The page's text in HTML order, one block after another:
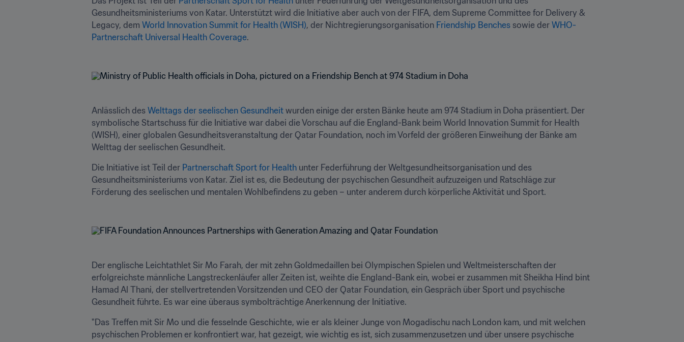
Gesundheitsministeriums von Katar. Unterstützt wird die Initiative aber auch von der FIFA, dem Supreme Committee for Delivery &
Legacy, dem World Innovation Summit for Health (WISH), der Nichtregierungsorganisation Friendship Benches sowie der WHO-
Partnerschaft Universal Health Coverage.
Anlässlich des Welttags der seelischen Gesundheit wurden einige der ersten Bänke heute am 974 Stadium in Doha präsentiert. Der
symbolische Startschuss für die Initiative war dabei die Vorschau auf die England-Bank beim World Innovation Summit for Health
(WISH), einer globalen Gesundheitsveranstaltung der Qatar Foundation, noch im Vorfeld der größeren Einweihung der Bänke am
Welttag der seelischen Gesundheit.
Die Initiative ist Teil der Partnerschaft Sport for Health unter Federführung der Weltgesundheitsorganisation und des
Gesundheitsministeriums von Katar. Ziel ist es, die Bedeutung der psychischen Gesundheit aufzuzeigen und Ratschläge zur
Förderung des seelischen und mentalen Wohlbefindens zu geben – unter anderem durch körperliche Aktivität und Sport.
Der englische Leichtathlet Sir Mo Farah, der mit zehn Goldmedaillen bei Olympischen Spielen und Weltmeisterschaften der
erfolgreichste männliche Langstreckenläufer aller Zeiten ist, weihte die England-Bank ein, wobei er zusammen mit Sheikha Hind bint
Hamad Al Thani, der stellvertretenden Vorsitzenden und CEO der Qatar Foundation, ein Gespräch über Sport und psychische
Gesundheit führte. Es war eine überaus symbolträchtige Anerkennung der Initiative.
"Das Treffen mit Sir Mo und die fesselnde Geschichte, wie er als kleiner Junge von Mogadischu nach London kam, und mit welchen
psychischen Problemen er konfrontiert war, hat gezeigt, wie wichtig es ist, sich zusammenzusetzen und über unsere psychische